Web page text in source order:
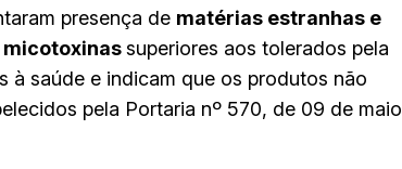
presença de matérias estranhas e
micotoxinassuperiores aos tolerados pela
à saúde e indicam que os produtos não
pela Portaria nº 570, de 09 de maio